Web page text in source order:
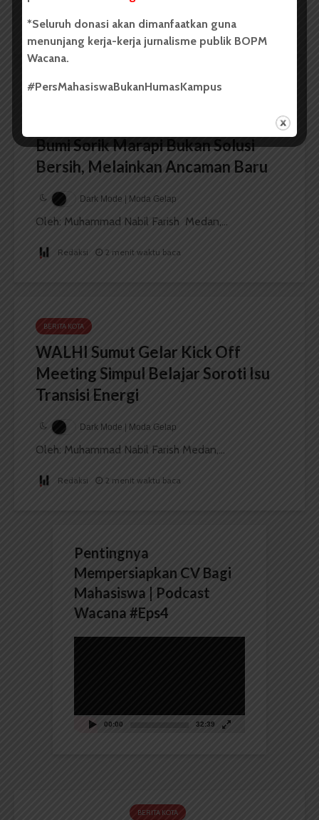
Redaksi 3 menit waktu baca
Bumi Sorik Marapi Bukan Solusi
Bersih, Melainkan Ancaman Baru
Dark Mode | Moda Gelap
Oleh: Muhammad Nabil Farish Medan,...
Redaksi 2 menit waktu baca
BERITA KOTA
WALHI Sumut Gelar Kick Off
Meeting Simpul Belajar Soroti Isu
Transisi Energi
Dark Mode | Moda Gelap
Oleh: Muhammad Nabil Farish Medan,...
Redaksi 2 menit waktu baca
Pentingnya
Mempersiapkan CV Bagi
Mahasiswa | Podcast
Wacana #Eps4
00:00 32:39
BERITA KOTA
*Seluruh donasi akan dimanfaatkan guna
menunjang kerja-kerja jurnalisme publik BOPM
Wacana.
#PersMahasiswaBukanHumasKampus